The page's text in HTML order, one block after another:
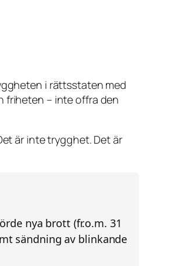
i rättsstaten med
friheten – inte offra den
är inte trygghet. Det är
nya brott (fr.o.m. 31
sändning av blinkande